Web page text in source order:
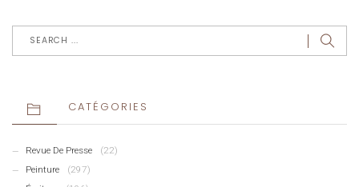
CATÉGORIES
Revue De Presse
(22)
Peinture
(297)